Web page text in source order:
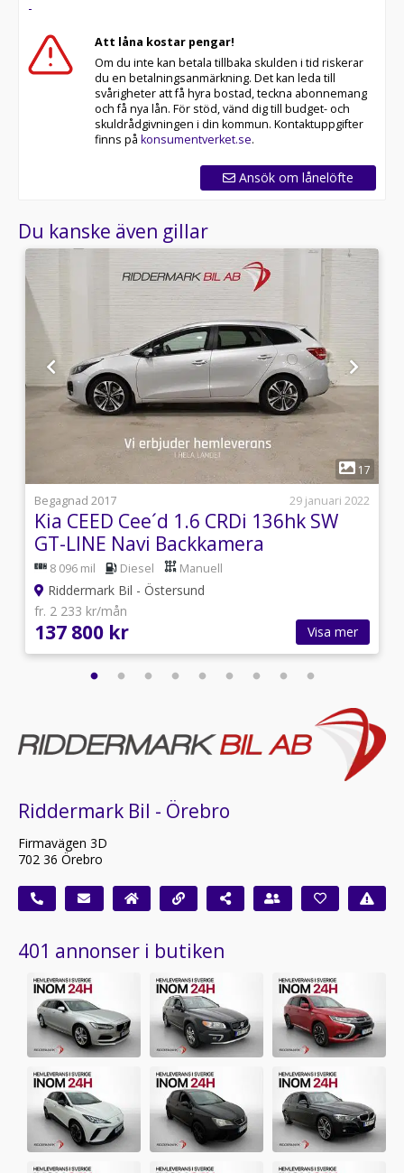
* Kvalitetssäkrade bilar
RIDDERMARK BIL TRYGGHETSPAKET:
Skydda din bil med vårt trygghetspaket. Välj mellan 12-
60 månaders garanti och komplettera med extra
hjuluppsättningar till bra priser. Gör ditt bilköp tryggt
och enkelt hos oss.
oss idag för att reservera din bil: 019-760 88 77. Vi
erbjuder även skräddarsydd finansiering och 14 dagars
Se hur vi genomför våra tester här:
Telefontider:
Besökstider i butik:
Välkomna!
Utrustning/Tillbehör:
fram,Parkeringssensorer bak,Elinfällbara
sidospeglar,Farthållare,12V-uttag,2 Zons
Klimatanläggning,Adaptiv farthållare,AUX-
ingång,Antispinn,Bluetooth,Elhissar fram och
bak,Färddator,Fjärrstyrt
fram,Svensksåld,USB-
ingång,Aircondition,Parkeringssensor bak
-
Att låna kostar pengar!
Om du inte kan betala tillbaka skulden i tid riskerar
du en betalningsanmärkning. Det kan leda till
svårigheter att få hyra bostad, teckna abonnemang
och få nya lån. För stöd, vänd dig till budget- och
skuldrådgivningen i din kommun. Kontaktuppgifter
finns på konsumentverket.se.
Ansök om lånelöfte
Du kanske även gillar
1
17
Begagnad 2017
29 januari 2022
Kia CEED Cee´d 1.6 CRDi 136hk SW
GT-LINE Navi Backkamera
8 096 mil Diesel Manuell
Riddermark Bil - Östersund
fr. 2 233 kr/mån
137 800 kr Visa mer
Riddermark Bil - Örebro
Firmavägen 3D
702 36 Örebro
401 annonser i butiken